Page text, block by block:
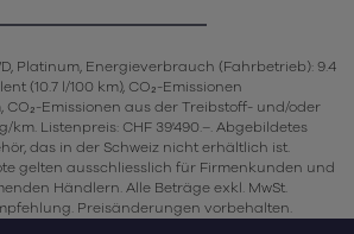
Platinum, Energieverbrauch (Fahrbetrieb): 9.4
(10.7 l/100 km), CO₂-Emissionen
CO₂-Emissionen aus der Treibstoff- und/oder
km. Listenpreis: CHF 39'490.–. Abgebildetes
das in der Schweiz nicht erhältlich ist.
gelten ausschliesslich für Firmenkunden und
Händlern. Alle Beträge exkl. MwSt.
Preisänderungen vorbehalten.